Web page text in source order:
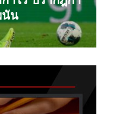
นัน